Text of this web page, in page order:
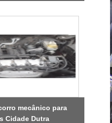
mecânico para
Cidade Dutra